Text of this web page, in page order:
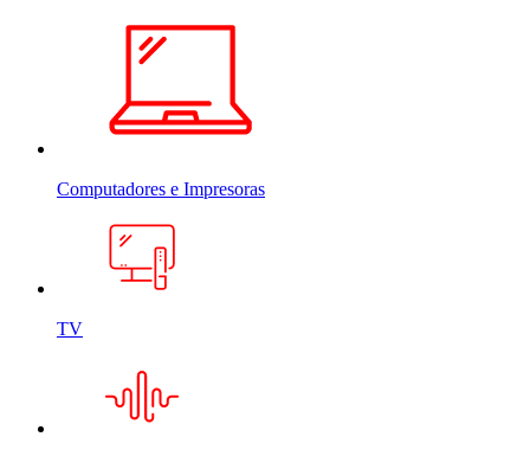
Computadores e Impresoras
TV